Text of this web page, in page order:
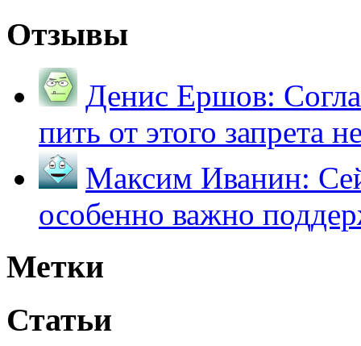
Отзывы
Денис Ершов:
пить от этого запрета
Максим Иванин:
особенно важно
Метки
Статьи